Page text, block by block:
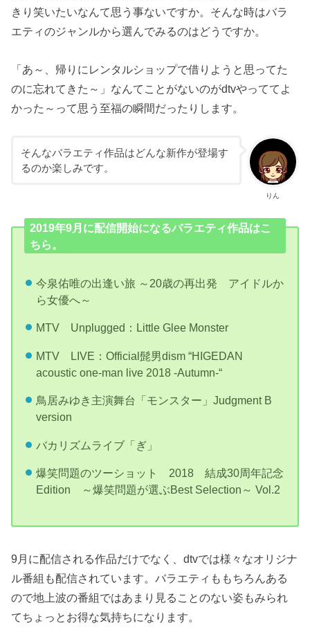
きり笑いたいなんて思う事ないですか。そんな時はバラ
エティのジャンルから選んでみるのはどうですか。
「あ～、帰りにレンタルショップで借りようと思ってた
のに忘れてきた～」なんてことがないのがdtvやっててよ
かった～って思う至福の瞬間だったりします。
りん
そんなバラエティ作品はどんな新作が登場す
るのか楽しみです。
2019年9月に配信開始になるバラエティ作品はこ
ちら。
今泉佑唯の出逢い旅 ～20歳の再出発 アイドルか
ら女優へ～
MTV Unplugged：Little Glee Monster
MTV LIVE：Official髭男dism “HIGEDAN
acoustic one-man live 2018 -Autumn-“
鳥居みゆき主演舞台「モンスター」Judgment B
version
バカリズムライブ「ぎ」
爆笑問題のツーショット 2018 結成30周年記念
Edition ～爆笑問題が選ぶBest Selection～ Vol.2
9月に配信される作品だけでなく、dtvでは様々なオリジナ
ル番組も配信されています。バラエティももちろんある
ので地上波の番組ではあまり見ることのない姿もみられ
てちょっとお得な気持ちになります。